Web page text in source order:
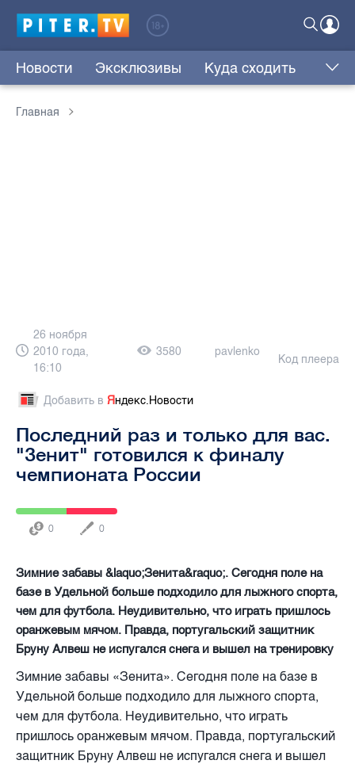
Новости Эксклюзивы Куда сходить
Главная
26 ноября
2010 года,
16:10
3580 pavlenko
Код плеера
Добавить в Яндекс.Новости
Последний раз и только для вас.
"Зенит" готовился к финалу
чемпионата России
0 0
Зимние забавы &laquo;Зенита&raquo;. Сегодня поле на
базе в Удельной больше подходило для лыжного спорта,
чем для футбола. Неудивительно, что играть пришлось
оранжевым мячом. Правда, португальский защитник
Бруну Алвеш не испугался снега и вышел на тренировку
Зимние забавы «Зенита». Сегодня поле на базе в
Удельной больше подходило для лыжного спорта,
чем для футбола. Неудивительно, что играть
пришлось оранжевым мячом. Правда, португальский
защитник Бруну Алвеш не испугался снега и вышел